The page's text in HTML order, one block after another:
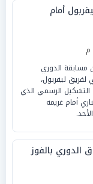
أمام
مسابقة الدوري
لفريق ليفربول،
الرسمي الذي
أمام غريمه
بالفوز